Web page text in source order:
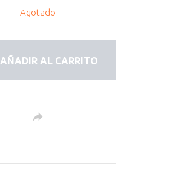
Agotado
AÑADIR AL CARRITO